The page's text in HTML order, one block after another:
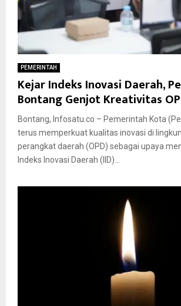
PEMERINTAH
Kejar Indeks Inovasi Daerah,
Bontang Genjot Kreativitas
Bontang, Infosatu.co – Pemerintah Kota
terus memperkuat kualitas inovasi di
perangkat daerah (OPD) sebagai upaya
Indeks Inovasi Daerah (IID)...